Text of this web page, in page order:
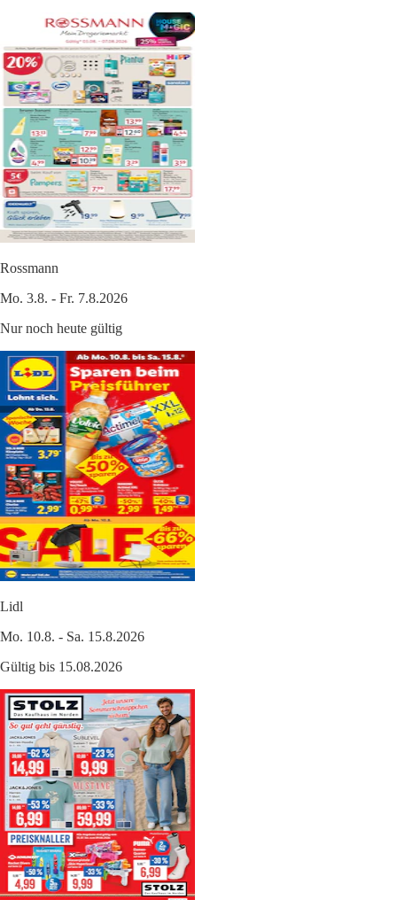
Rossmann
Mo. 3.8. - Fr. 7.8.2026
Nur noch heute gültig
Lidl
Mo. 10.8. - Sa. 15.8.2026
Gültig bis 15.08.2026